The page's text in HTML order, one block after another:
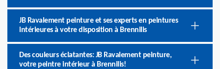
JB Ravalement peinture et ses experts en peintures
intérieures à votre disposition à Brennilis
Des couleurs éclatantes: JB Ravalement peinture,
votre peintre intérieur à Brennilis!